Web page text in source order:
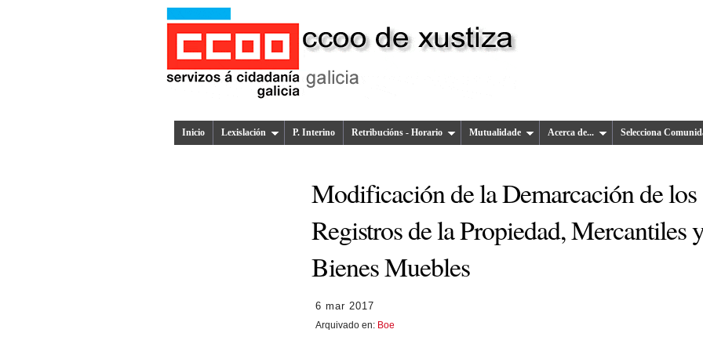
Inicio Lexislación P. Interino Retribucións - Horario Mutualidade Acerca de... Selecciona
Modificación de la Demarcación de los
Registros de la Propiedad, Mercantiles
Bienes Muebles
6 mar 2017
Arquivado en: Boe